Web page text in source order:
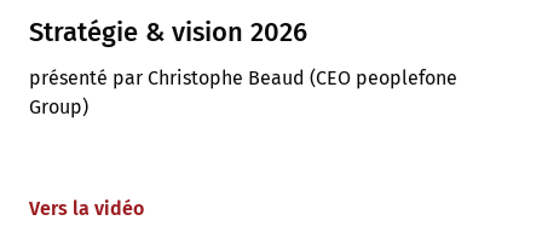
Stratégie & vision 2026
présenté par Christophe Beaud (CEO peoplefone
Group)
Vers la vidéo